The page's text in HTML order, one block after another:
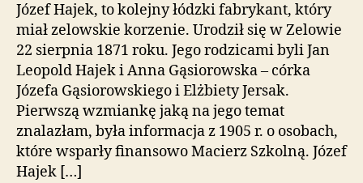
Józef Hajek, to kolejny łódzki fabrykant, który
miał zelowskie korzenie. Urodził się w Zelowie
22 sierpnia 1871 roku. Jego rodzicami byli Jan
Leopold Hajek i Anna Gąsiorowska – córka
Józefa Gąsiorowskiego i Elżbiety Jersak.
Pierwszą wzmiankę jaką na jego temat
znalazłam, była informacja z 1905 r. o osobach,
które wsparły finansowo Macierz Szkolną. Józef
Hajek […]